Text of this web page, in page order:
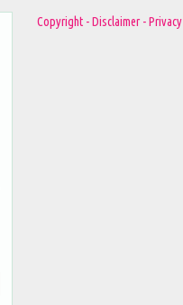
Copyright - Disclaimer - Privacy